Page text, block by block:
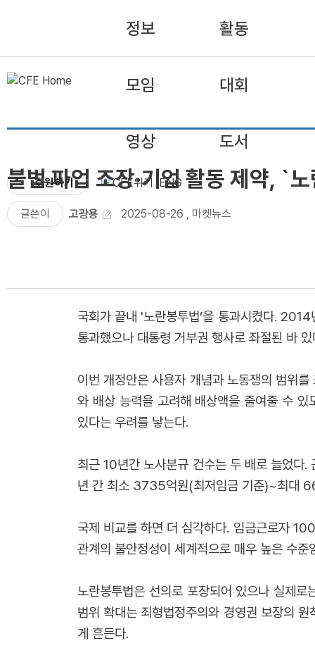
정보 활동
모임 대회
영상 도서
후원하기 ENG
불법 파업 조장·기업 활동 제약, `
글쓴이 고광용 2025-08-26 , 마켓뉴스
국회가 끝내 '노란봉투법’을 통과시켰다.
통과했으나 대통령 거부권 행사로 좌절된 바
이번 개정안은 사용자 개념과 노동쟁의 범위
와 배상 능력을 고려해 배상액을 줄여줄 수
있다는 우려를 낳는다.
최근 10년간 노사분규 건수는 두 배로 늘었다
년 간 최소 3735억원(최저임금 기준)~최대
국제 비교를 하면 더 심각하다. 임금근로자
관계의 불안정성이 세계적으로 매우 높은 수준
노란봉투법은 선의로 포장되어 있으나 실제
범위 확대는 죄형법정주의와 경영권 보장의
게 흔든다.